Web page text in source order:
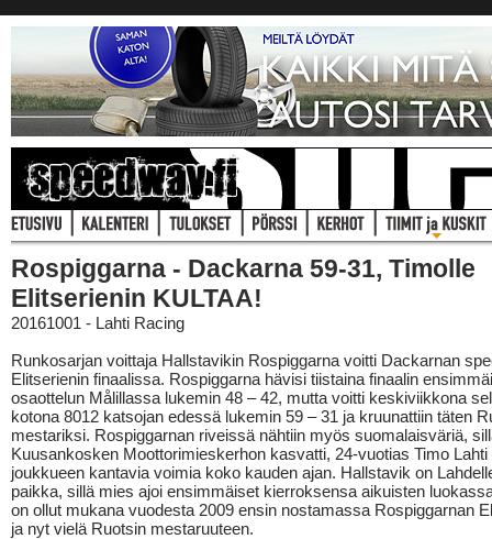
Rospiggarna - Dackarna 59-31, Timolle
Elitserienin KULTAA!
20161001 - Lahti Racing
Runkosarjan voittaja Hallstavikin Rospiggarna voitti Dackarnan
Elitserienin finaalissa. Rospiggarna hävisi tiistaina finaalin
osaottelun Målillassa lukemin 48 – 42, mutta voitti keskiviikkona
kotona 8012 katsojan edessä lukemin 59 – 31 ja kruunattiin täten
mestariksi. Rospiggarnan riveissä nähtiin myös suomalaisväriä,
Kuusankosken Moottorimieskerhon kasvatti, 24-vuotias Timo Lahti
joukkueen kantavia voimia koko kauden ajan. Hallstavik on
paikka, sillä mies ajoi ensimmäiset kierroksensa aikuisten
on ollut mukana vuodesta 2009 ensin nostamassa Rospiggarnan
ja nyt vielä Ruotsin mestaruuteen.